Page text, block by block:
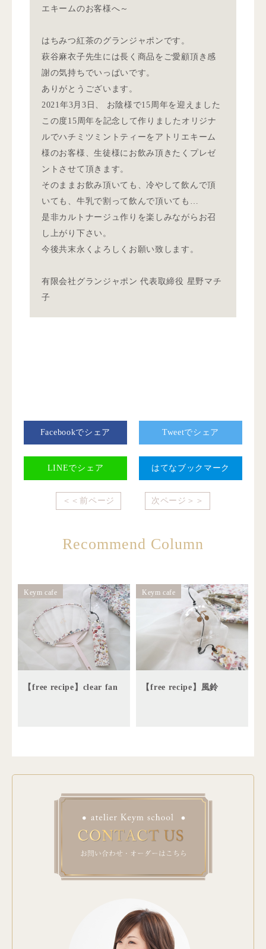
エキームのお客様へ～
はちみつ紅茶のグランジャポンです。
萩谷麻衣子先生には長く商品をご愛顧頂き感
謝の気持ちでいっぱいです。
ありがとうございます。
2021年3月3日、 お陰様で15周年を迎えました
この度15周年を記念して作りましたオリジナ
ルでハチミツミントティーをアトリエキーム
様のお客様、生徒様にお飲み頂きたくプレゼ
ントさせて頂きます。
そのままお飲み頂いても、冷やして飲んで頂
いても、牛乳で割って飲んで頂いても…
是非カルトナージュ作りを楽しみながらお召
し上がり下さい。
今後共末永くよろしくお願い致します。
有限会社グランジャポン 代表取締役 星野マチ
子
Facebookでシェア Tweetでシェア
LINEでシェア はてなブックマーク
＜＜前ページ 次ページ＞＞
Recommend Column
Keym cafe
【free recipe】clear fan
Keym cafe
【free recipe】風鈴
Keym aroma candle 使